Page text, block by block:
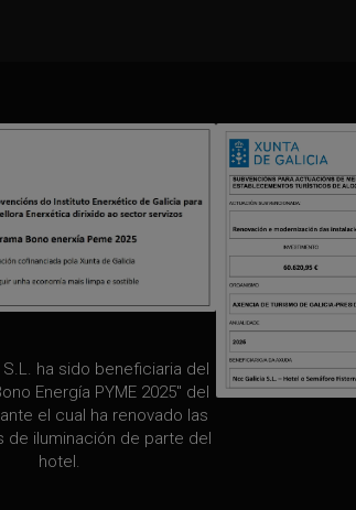
S.L. ha sido beneficiaria del
Energía PYME 2025" del
el cual ha renovado las
de iluminación de parte del
hotel.